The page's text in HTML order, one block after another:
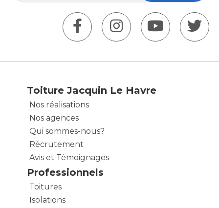
Toiture Jacquin Le Havre
Nos réalisations
Nos agences
Qui sommes-nous?
Récrutement
Avis et Témoignages
Professionnels
Toitures
Isolations